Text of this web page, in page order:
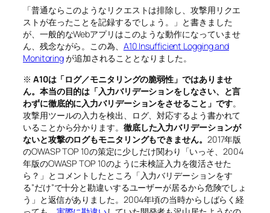
「普通ならこのようなリクエストは排除し、攻撃用リクエ
ストが在ったことを記録するでしょう。」と書きました
が、一般的なWebアプリはこのような動作になっていませ
ん、残念ながら。この為、 A10 Insufficient Logging and
Monitoringが追加されることとなりました。
※ A10は「ログ／モニタリングの脆弱性」ではありませ
ん。本当の目的は「入力バリデーションをしなさい、と言
わずに徹底的に入力バリデーションをさせること」です。
攻撃用ツールの入力を検出、ログ、対応するよう書かれて
いることから分かります。 徹底した入力バリデーションが
ないと攻撃のログもモニタリングもできません。 2017年版
のOWASP TOP 10の策定に少しだけ関わり「いっそ、2004
年版のOWASP TOP 10のように未検証入力を復活させた
ら？」とコメントしたところ「入力バリデーションをす
る”だけ”で十分と勘違いするユーザーが居るから危険でしょ
う」と返信がありました。2004年頃の当時からしばらく経